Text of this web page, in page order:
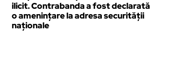
ilicit. Contrabanda a fost declarată
o amenințare la adresa securității
naționale